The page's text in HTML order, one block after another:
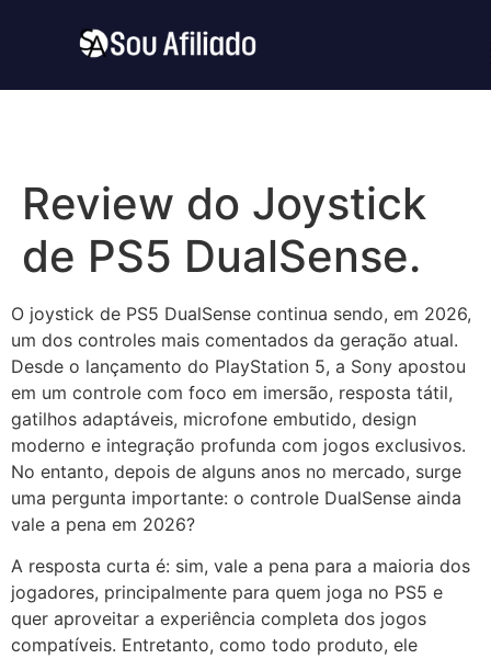
Review do Joystick
de PS5 DualSense.
O joystick de PS5 DualSense continua sendo, em 2026,
um dos controles mais comentados da geração atual.
Desde o lançamento do PlayStation 5, a Sony apostou
em um controle com foco em imersão, resposta tátil,
gatilhos adaptáveis, microfone embutido, design
moderno e integração profunda com jogos exclusivos.
No entanto, depois de alguns anos no mercado, surge
uma pergunta importante: o controle DualSense ainda
vale a pena em 2026?
A resposta curta é: sim, vale a pena para a maioria dos
jogadores, principalmente para quem joga no PS5 e
quer aproveitar a experiência completa dos jogos
compatíveis. Entretanto, como todo produto, ele